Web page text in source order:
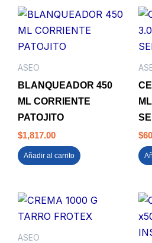
ASEO
BLANQUEADOR 450
ML CORRIENTE
PATOJITO
$1,817.00
Añadir al carrito
$
ASEO